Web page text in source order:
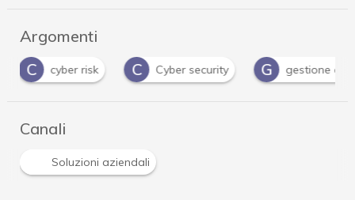
Argomenti
C
Cyber security G gestione accessi G guida
Canali
Soluzioni aziendali